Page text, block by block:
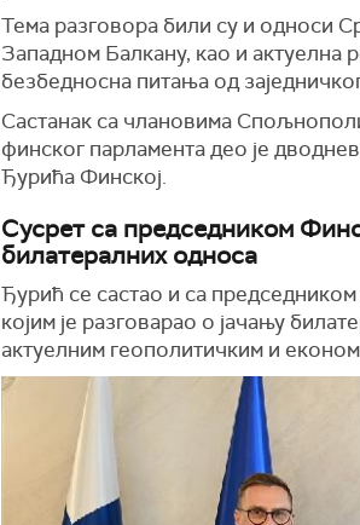
Тема разговора били су и односи
Западном Балкану, као и актуелна
безбедносна питања од
Састанак са члановима
финског парламента део је
Ђурића Финској.
Сусрет са председником
билатералних односа
Ђурић се састао и са
којим је разговарао о јачању
актуелним геополитичким и